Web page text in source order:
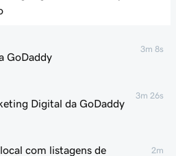
GoDaddy
3m 8s
Digital da GoDaddy
3m 26s
com listagens de
2m